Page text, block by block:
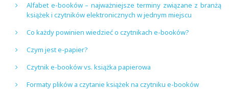
Alfabet e-booków – najważniejsze terminy związane z branżą
książek i czytników elektronicznych w jednym miejscu
Co każdy powinien wiedzieć o czytnikach e-booków?
Czym jest e-papier?
Czytnik e-booków vs. książka papierowa
Formaty plików a czytanie książek na czytniku e-booków